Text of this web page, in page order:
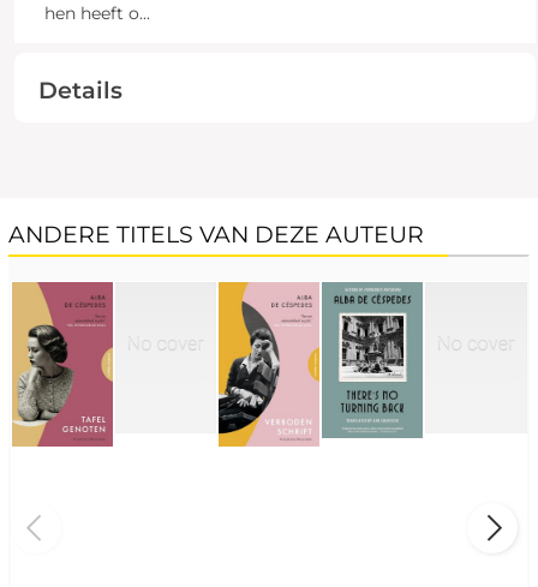
hen heeft o...
Details
ANDERE TITELS VAN DEZE AUTEUR